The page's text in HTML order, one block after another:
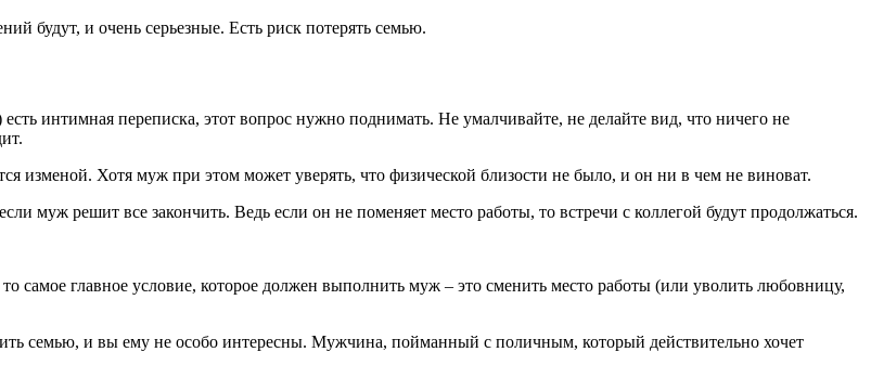
будут, и очень серьезные. Есть риск потерять семью.
интимная переписка, этот вопрос нужно поднимать. Не умалчивайте, не делайте вид, что ничего не
изменой. Хотя муж при этом может уверять, что физической близости не было, и он ни в чем не виноват.
муж решит все закончить. Ведь если он не поменяет место работы, то встречи с коллегой будут продолжаться.
самое главное условие, которое должен выполнить муж – это сменить место работы (или уволить любовницу,
семью, и вы ему не особо интересны. Мужчина, пойманный с поличным, который действительно хочет